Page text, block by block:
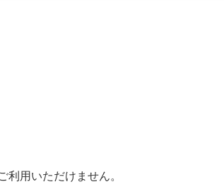
利用いただけません。